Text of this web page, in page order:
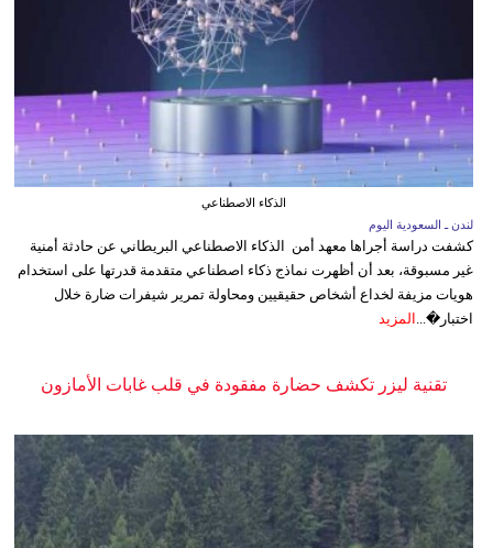
الذكاء الاصطناعي
لندن ـ السعودية اليوم
كشفت دراسة أجراها معهد أمن الذكاء الاصطناعي البريطاني عن حادثة أمنية
غير مسبوقة، بعد أن أظهرت نماذج ذكاء اصطناعي متقدمة قدرتها على استخدام
هويات مزيفة لخداع أشخاص حقيقيين ومحاولة تمرير شيفرات ضارة خلال
اختبار�... المزيد
تقنية ليزر تكشف حضارة مفقودة في قلب غابات الأمازون